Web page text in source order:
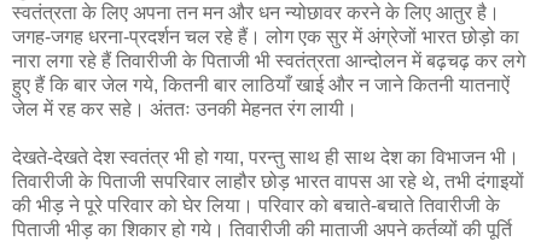
स्वतंत्रता के लिए अपना तन मन और धन न्योछावर करने के लिए आतुर है।
जगह-जगह धरना-प्रदर्शन चल रहे हैं। लोग एक सुर में अंग्रेजों भारत छोड़ो का
नारा लगा रहे हैं तिवारीजी के पिताजी भी स्वतंत्रता आन्दोलन में बढ़चढ़ कर लगे
हुए हैं कि बार जेल गये, कितनी बार लाठियाँ खाई और न जाने कितनी यातनाऐं
जेल में रह कर सहे। अंततः उनकी मेहनत रंग लायी।
देखते-देखते देश स्वतंत्र भी हो गया, परन्तु साथ ही साथ देश का विभाजन भी।
तिवारीजी के पिताजी सपरिवार लाहौर छोड़ भारत वापस आ रहे थे, तभी दंगाइयों
की भीड़ ने पूरे परिवार को घेर लिया। परिवार को बचाते-बचाते तिवारीजी के
पिताजी भीड़ का शिकार हो गये। तिवारीजी की माताजी अपने कर्तव्यों की पूर्ति